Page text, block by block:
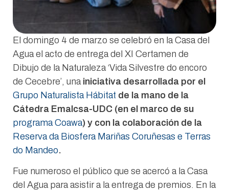
El domingo 4 de marzo se celebró en la Casa del
Agua el acto de entrega del XI Certamen de
Dibujo de la Naturaleza ‘Vida Silvestre do encoro
de Cecebre’, una iniciativa desarrollada por el
Grupo Naturalista Hábitat de la mano de la
Cátedra Emalcsa-UDC (en el marco de su
programa Coawa) y con la colaboración de la
Reserva da Biosfera Mariñas Coruñesas e Terras
do Mandeo.
Fue numeroso el público que se acercó a la Casa
del Agua para asistir a la entrega de premios. En la